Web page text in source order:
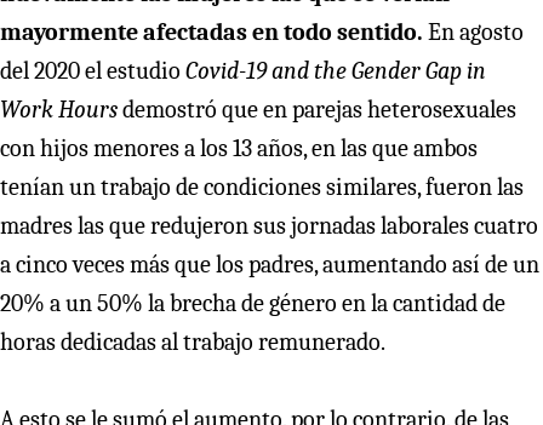
mayormente afectadas en todo sentido. En agosto
del 2020 el estudio Covid-19 and the Gender Gap in
Work Hoursdemostró que en parejas heterosexuales
con hijos menores a los 13 años, en las que ambos
tenían un trabajo de condiciones similares, fueron las
madres las que redujeron sus jornadas laborales cuatro
a cinco veces más que los padres, aumentando así de un
20% a un 50% la brecha de género en la cantidad de
horas dedicadas al trabajo remunerado.
A esto se le sumó el aumento, por lo contrario, de las